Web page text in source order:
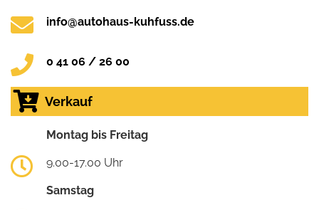
info@autohaus-kuhfuss.de
0 41 06 / 26 00
Verkauf
Montag bis Freitag
9.00-17.00 Uhr
Samstag